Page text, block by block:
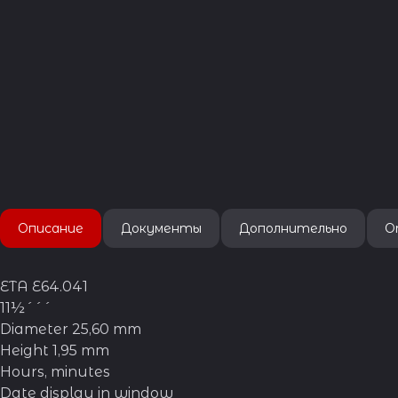
Описание Документы Дополнительно
ETA E64.041
11½´´´
Diameter 25,60 mm
Height 1,95 mm
Hours, minutes
Date display in window